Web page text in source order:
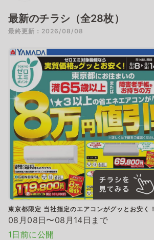
最新のチラシ（全28枚）
最終更新：2026/08/08
東京都限定 当社指定のエアコンがグッとお安く！
08月08日〜08月14日まで
1日前に公開